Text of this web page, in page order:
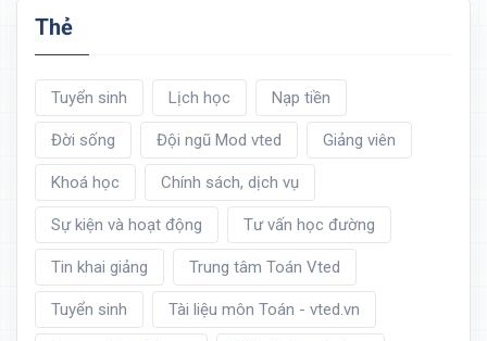
Thẻ
Tuyển sinh Lịch học Nạp tiền
Đời sống Đội ngũ Mod vted Giảng viên
Khoá học Chính sách, dịch vụ
Sự kiện và hoạt động Tư vấn học đường
Tin khai giảng Trung tâm Toán Vted
Tuyển sinh Tài liệu môn Toán - vted.vn